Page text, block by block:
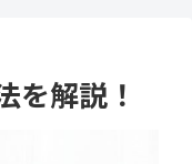
を解説！